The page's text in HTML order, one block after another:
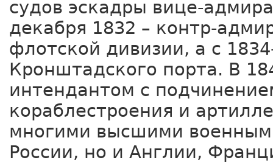
судов эскадры вице-
декабря 1832 – контр-
флотской дивизии, а с
Кронштадского порта. В
интендантом с
кораблестроения и
многими высшими
России, но и Англии,